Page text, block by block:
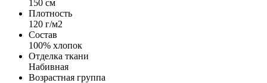
150 см
Плотность
120 г/м2
Состав
100% хлопок
Отделка ткани
Набивная
Возрастная группа